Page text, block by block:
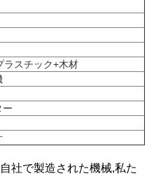
ラスチック+木材
ー
社で製造された機械,私た